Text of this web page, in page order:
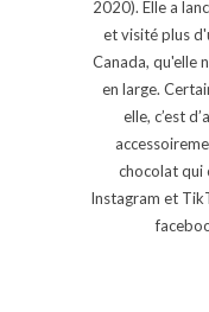
2020). Elle a
et visité plus
Canada, qu'elle
en large.
elle, c’est
chocolat qui
Instagram et